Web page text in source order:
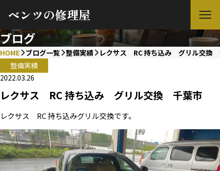
ベンツの修理屋
ブログ
HOME ブログ一覧 整備実績
レクサス RC 持ち込み グリル交換
整備実績
2022.03.26
レクサス RC 持ち込み グリル交換 千葉市
レクサス RC 持ち込みグリル交換です。